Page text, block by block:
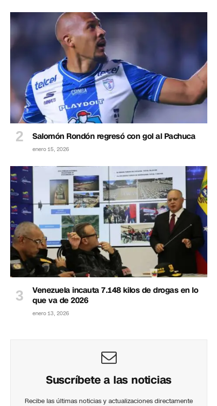
Salomón Rondón regresó con gol al Pachuca
enero 15, 2026
Venezuela incauta 7.148 kilos de drogas en lo
que va de 2026
enero 13, 2026
Suscríbete a las noticias
Recibe las últimas noticias y actualizaciones directamente